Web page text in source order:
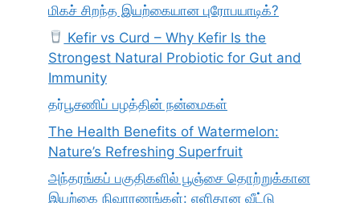
மிகச் சிறந்த இயற்கையான புரோபயாடிக்?
Kefir vs Curd – Why Kefir Is the
Strongest Natural Probiotic for Gut and
Immunity
தர்பூசணிப் பழத்தின் நன்மைகள்
The Health Benefits of Watermelon:
Nature’s Refreshing Superfruit
அந்தரங்கப் பகுதிகளில் பூஞ்சை தொற்றுக்கான
இயற்கை நிவாரணங்கள்: எளிதான வீட்டு